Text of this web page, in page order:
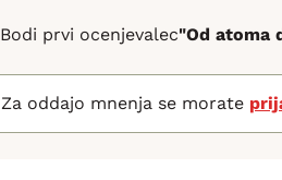
Bodi prvi ocenjevalec"Od atoma
Za oddajo mnenja se morate